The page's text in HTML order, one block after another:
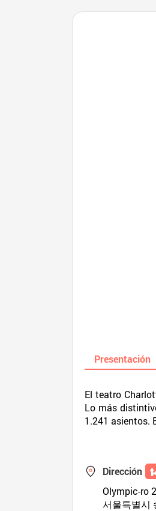
Presentación
El teatro
Lo más
1.241 asientos.
Dirección
Olympic-ro
서울특별시